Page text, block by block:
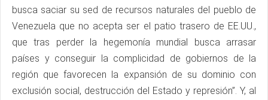
busca saciar su sed de recursos naturales del pueblo de
Venezuela que no acepta ser el patio trasero de EE.UU.,
que tras perder la hegemonía mundial busca arrasar
países y conseguir la complicidad de gobiernos de la
región que favorecen la expansión de su dominio con
exclusión social, destrucción del Estado y represión”. Y, al